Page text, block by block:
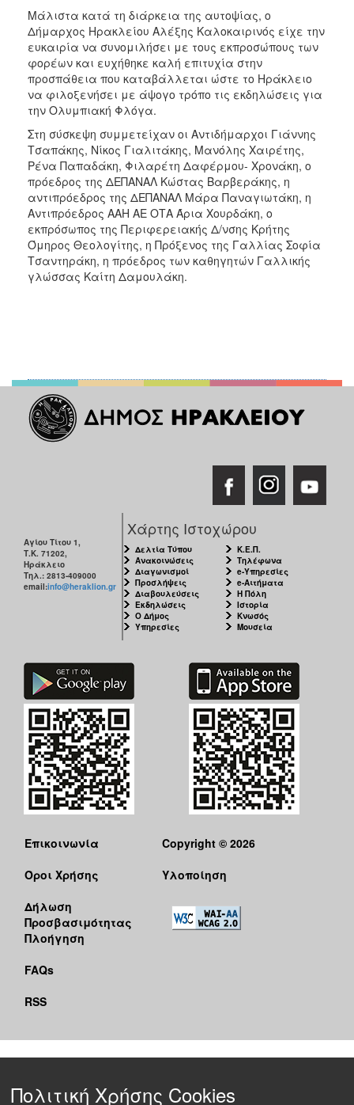
Μάλιστα κατά τη διάρκεια της αυτοψίας, ο
Δήμαρχος Ηρακλείου Αλέξης Καλοκαιρινός είχε την
ευκαιρία να συνομιλήσει με τους εκπροσώπους των
φορέων και ευχήθηκε καλή επιτυχία στην
προσπάθεια που καταβάλλεται ώστε το Ηράκλειο
να φιλοξενήσει με άψογο τρόπο τις εκδηλώσεις για
την Ολυμπιακή Φλόγα.
Στη σύσκεψη συμμετείχαν οι Αντιδήμαρχοι Γιάννης
Τσαπάκης, Νίκος Γιαλιτάκης, Μανόλης Χαιρέτης,
Ρένα Παπαδάκη, Φιλαρέτη Δαφέρμου- Χρονάκη, ο
πρόεδρος της ΔΕΠΑΝΑΛ Κώστας Βαρβεράκης, η
αντιπρόεδρος της ΔΕΠΑΝΑΛ Μάρα Παναγιωτάκη, η
Αντιπρόεδρος ΑΑΗ ΑΕ ΟΤΑ Άρια Χουρδάκη, ο
εκπρόσωπος της Περιφερειακής Δ/νσης Κρήτης
Όμηρος Θεολογίτης, η Πρόξενος της Γαλλίας Σοφία
Τσαντηράκη, η πρόεδρος των καθηγητών Γαλλικής
γλώσσας Καίτη Δαμουλάκη.
Αγίου Τίτου 1,
Τ.Κ. 71202,
Ηράκλειο
Τηλ.: 2813-409000
email:info@heraklion.gr
Χάρτης Ιστοχώρου
Δελτία Τύπου
Ανακοινώσεις
Διαγωνισμοί
Προσλήψεις
Διαβουλεύσεις
Εκδηλώσεις
Ο Δήμος
Υπηρεσίες
Κ.Ε.Π.
Τηλέφωνα
e-Υπηρεσίες
e-Αιτήματα
Η Πόλη
Ιστορία
Κνωσός
Μουσεία
Επικοινωνία
Όροι Χρήσης
Δήλωση
Προσβασιμότητας
Πλοήγηση
FAQs
RSS
Copyright © 2026
Υλοποίηση
Πολιτική Χρήσης Cookies